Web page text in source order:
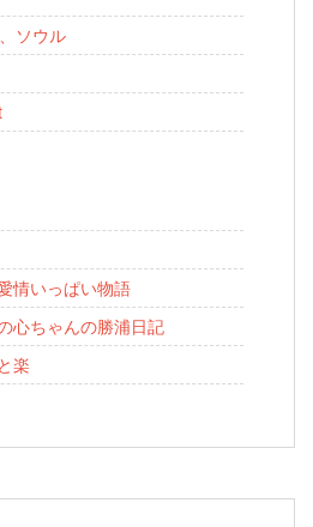
ソウル
情いっぱい物語
心ちゃんの勝浦日記
楽